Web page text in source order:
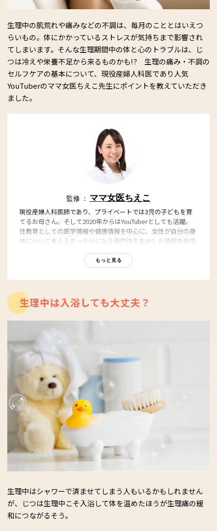
生理中の肌荒れや痛みなどの不調は、毎月のこととはいえつ
らいもの。体にかかっているストレスが気持ちまで影響され
てしまいます。そんな生理期間中の体と心のトラブルは、じ
つは冷えや栄養不足から来るものかも!? 生理の痛み・不調の
セルフケアの基本について、現役産婦人科医であり人気
YouTuberのママ女医ちえこ先生にポイントを教えていただき
ました。
監修 ： ママ女医ちえこ
現役産婦人科医師であり、プライベートでは3児の子どもを育
てるお母さん。そして2020年からはYouTuberとしても活躍。
性教育としての医学情報や健康情報を中心に、女性が自分の身
体について考えるきっかけになる専門性を生かした情報を発信
ムテック・性・健康のお悩みにママ女医ちえこさんが答える
『子宮にいいこと大全 産婦人科医が教える、オトナ女子のセル
フケア』（株式会社KADOKAWA）。
もっと見る
生理中は入浴しても大丈夫？
生理中はシャワーで済ませてしまう人もいるかもしれません
が、じつは生理中こそ入浴して体を温めたほうが生理痛の緩
和につながるそう。